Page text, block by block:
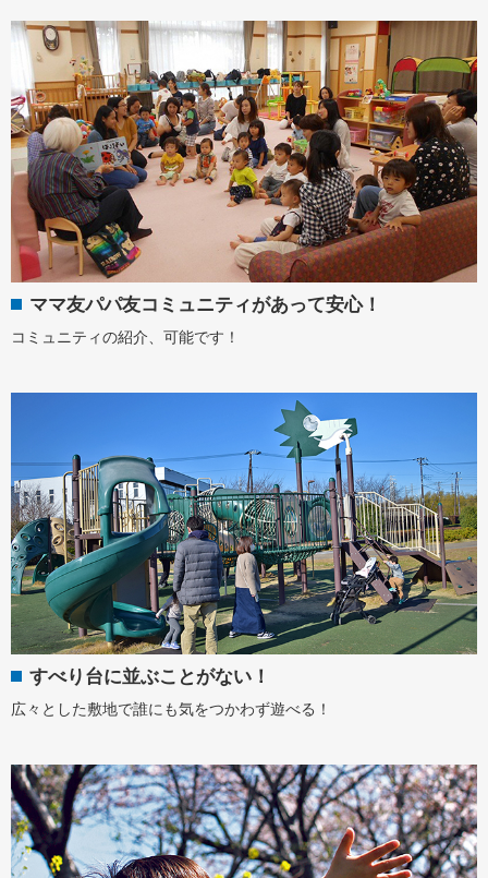
ママ友パパ友コミュニティがあって安心！
コミュニティの紹介、可能です！
すべり台に並ぶことがない！
広々とした敷地で誰にも気をつかわず遊べる！